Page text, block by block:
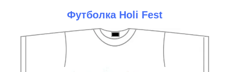
Футболка Holi Fest